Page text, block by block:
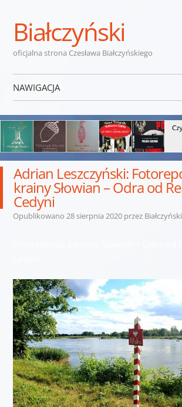
Białczyński
oficjalna strona Czesława Białczyńskiego
NAWIGACJA
Adrian Leszczyński:
krainy Słowian – Odra od
Cedyni
Opublikowano 28 sierpnia 2020przez Białczyński